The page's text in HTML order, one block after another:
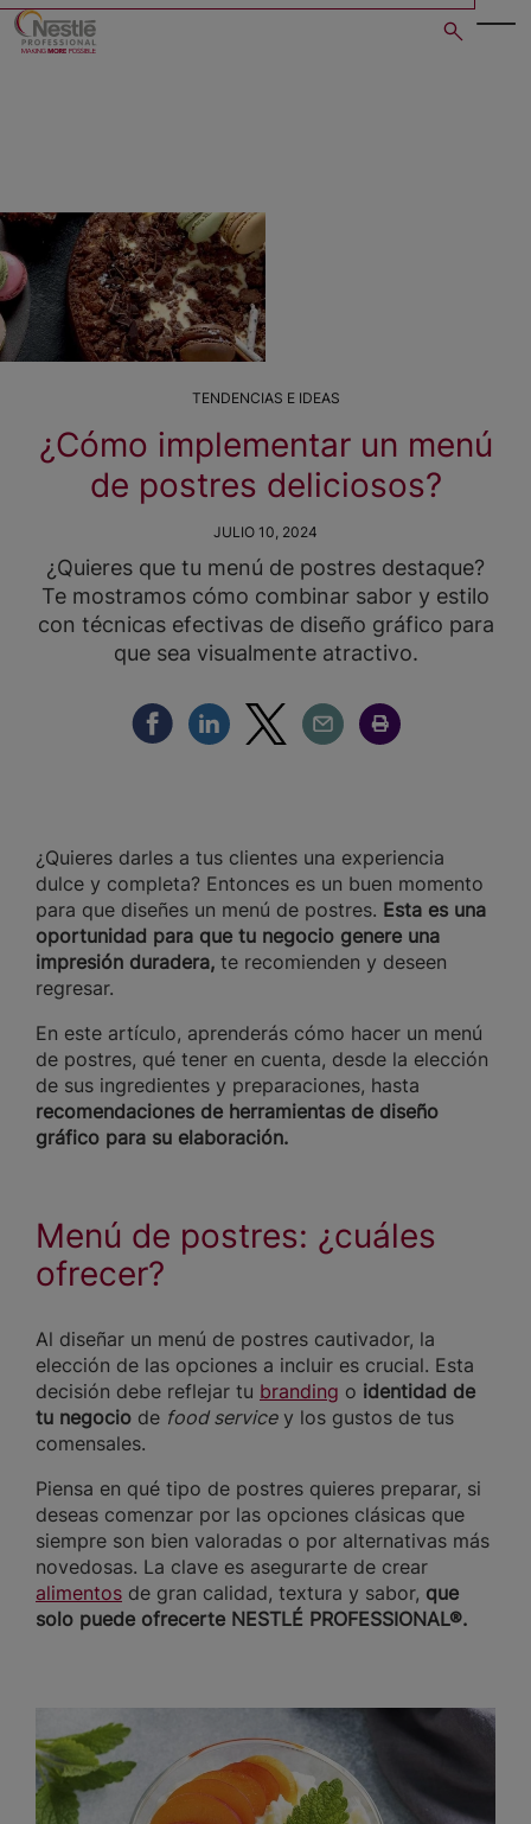
Skip
TENDENCIAS E IDEAS
¿Cómo implementar un menú
de postres deliciosos?
JULIO 10, 2024
¿Quieres que tu menú de postres destaque?
Te mostramos cómo combinar sabor y estilo
con técnicas efectivas de diseño gráfico para
que sea visualmente atractivo.
Compartir Facebook
Compartir Linkedin
Compartir Twitter
Compartir Email
Compartir Imprimir
¿Quieres darles a tus clientes una experiencia
dulce y completa? Entonces es un buen momento
para que diseñes un menú de postres. Esta es una
oportunidad para que tu negocio genere una
impresión duradera, te recomienden y deseen
regresar.
En este artículo, aprenderás cómo hacer un menú
de postres, qué tener en cuenta, desde la elección
de sus ingredientes y preparaciones, hasta
recomendaciones de herramientas de diseño
gráfico para su elaboración.
Menú de postres: ¿cuáles
ofrecer?
Al diseñar un menú de postres cautivador, la
elección de las opciones a incluir es crucial. Esta
decisión debe reflejar tu branding o identidad de
tu negocio de food servicey los gustos de tus
comensales.
Piensa en qué tipo de postres quieres preparar, si
deseas comenzar por las opciones clásicas que
siempre son bien valoradas o por alternativas más
novedosas. La clave es asegurarte de crear
alimentos de gran calidad, textura y sabor, que
solo puede ofrecerte NESTLÉ PROFESSIONAL®.